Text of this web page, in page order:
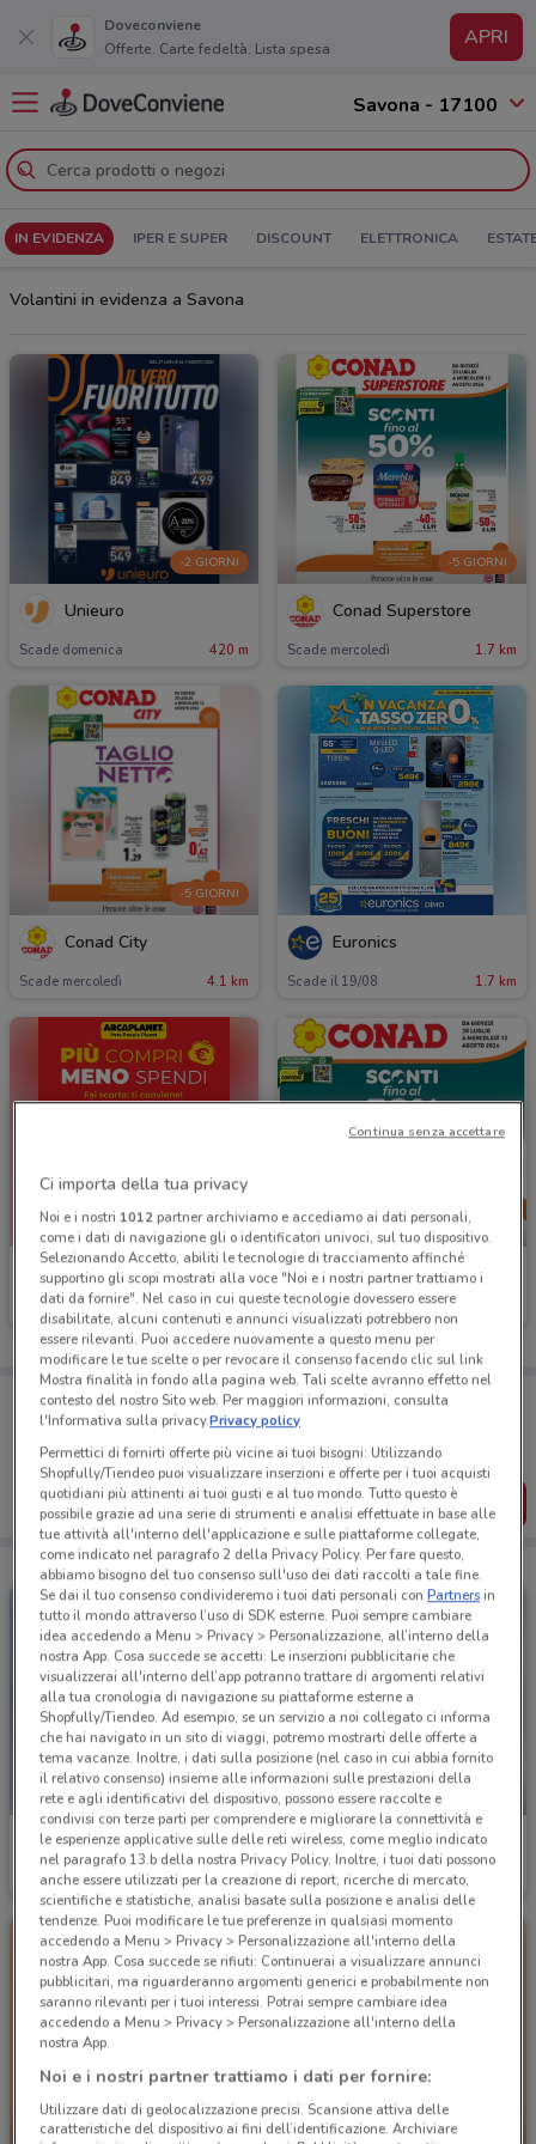
Doveconviene
Offerte. Carte fedeltà. Lista spesa
APRI
Savona - 17100
IN EVIDENZA IPER E SUPER DISCOUNT ELETTRONICA
Volantini in evidenza a Savona
-2 GIORNI
Unieuro
Scade domenica 420 m
-5 GIORNI
Conad Superstore
Scade mercoledì 1.7 km
-5 GIORNI
Conad City
Scade mercoledì 4.1 km
Euronics
Scade il 19/08 1.7 km
Arcaplanet
Scade il 16/08 736 m
-5 GIORNI
Conad
Scade mercoledì
Porta DoveConviene sempre con te!
Puoi trovare le migliori offerte dei negozi vicino a te,
dal tuo cellulare.
SCARICA L’APP
Euronics
Scade il 19/08 1.7 km
MD
Scade domenica
-5 GIORNI -5 GIORNI
Ci importa della tua privacy
Noi e i nostri 1012partner archiviamo e accediamo ai dati personali,
come i dati di navigazione gli o identificatori univoci, sul tuo dispositivo.
Selezionando Accetto, abiliti le tecnologie di tracciamento affinché
supportino gli scopi mostrati alla voce "Noi e i nostri partner trattiamo i
dati da fornire". Nel caso in cui queste tecnologie dovessero essere
disabilitate, alcuni contenuti e annunci visualizzati potrebbero non
essere rilevanti. Puoi accedere nuovamente a questo menu per
modificare le tue scelte o per revocare il consenso facendo clic sul link
Mostra finalità in fondo alla pagina web. Tali scelte avranno effetto nel
contesto del nostro Sito web. Per maggiori informazioni, consulta
l'Informativa sulla privacy.Privacy policy
Permettici di fornirti offerte più vicine ai tuoi bisogni: Utilizzando
Shopfully/Tiendeo puoi visualizzare inserzioni e offerte per i tuoi acquisti
quotidiani più attinenti ai tuoi gusti e al tuo mondo. Tutto questo è
possibile grazie ad una serie di strumenti e analisi effettuate in base alle
tue attività all'interno dell'applicazione e sulle piattaforme collegate,
come indicato nel paragrafo 2 della Privacy Policy. Per fare questo,
abbiamo bisogno del tuo consenso sull'uso dei dati raccolti a tale fine.
Se dai il tuo consenso condivideremo i tuoi dati personali conPartnersin
tutto il mondo attraverso l’uso di SDK esterne. Puoi sempre cambiare
idea accedendo a Menu > Privacy > Personalizzazione, all’interno della
nostra App. Cosa succede se accetti: Le inserzioni pubblicitarie che
visualizzerai all'interno dell’app potranno trattare di argomenti relativi
alla tua cronologia di navigazione su piattaforme esterne a
Shopfully/Tiendeo. Ad esempio, se un servizio a noi collegato ci informa
che hai navigato in un sito di viaggi, potremo mostrarti delle offerte a
tema vacanze. Inoltre, i dati sulla posizione (nel caso in cui abbia fornito
il relativo consenso) insieme alle informazioni sulle prestazioni della
rete e agli identificativi del dispositivo, possono essere raccolte e
condivisi con terze parti per comprendere e migliorare la connettività e
le esperienze applicative sulle delle reti wireless, come meglio indicato
nel paragrafo 13.b della nostra Privacy Policy. Inoltre, i tuoi dati possono
anche essere utilizzati per la creazione di report, ricerche di mercato,
scientifiche e statistiche, analisi basate sulla posizione e analisi delle
tendenze. Puoi modificare le tue preferenze in qualsiasi momento
accedendo a Menu > Privacy > Personalizzazione all'interno della
nostra App. Cosa succede se rifiuti: Continuerai a visualizzare annunci
pubblicitari, ma riguarderanno argomenti generici e probabilmente non
saranno rilevanti per i tuoi interessi. Potrai sempre cambiare idea
accedendo a Menu > Privacy > Personalizzazione all'interno della
nostra App.
Noi e i nostri partner trattiamo i dati per fornire:
Utilizzare dati di geolocalizzazione precisi. Scansione attiva delle
caratteristiche del dispositivo ai fini dell’identificazione. Archiviare
Continua senza accettare